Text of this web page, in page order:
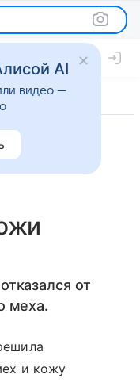
от
меха.
и кожу
AI
видео —